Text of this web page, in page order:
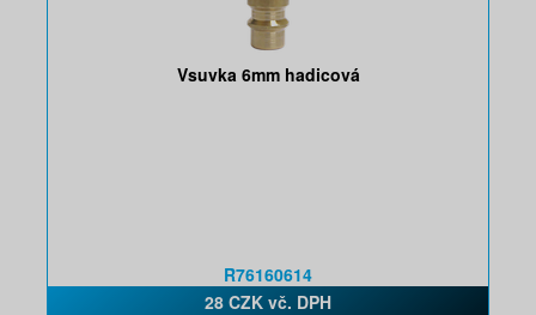
Vsuvka 6mm hadicová
R76160614
28 CZK vč. DPH